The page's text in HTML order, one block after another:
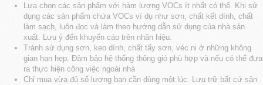
Lựa chọn các sản phẩm với hàm lượng VOCs ít nhất có thể. Khi sử
dụng các sản phẩm chứa VOCs ví dụ như sơn, chất kết dính, chất
làm sạch, luôn đọc và làm theo hướng dẫn sử dụng của nhà sản
xuất. Lưu ý đến khuyến cáo trên nhãn hiệu.
Tránh sử dụng sơn, keo dính, chất tẩy sơn, véc ni ở những không
gian hạn hẹp. Đảm bảo hệ thống thông gió phù hợp và nếu có thể đưa
ra thực hiện công việc ngoài nhà
Chỉ mua vừa đủ số lượng bạn cần dùng một lúc. Lưu trữ bất cứ sản